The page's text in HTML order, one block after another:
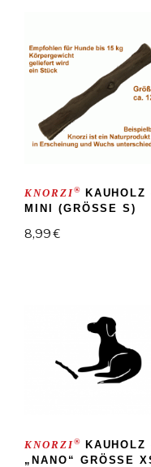
KNORZI®
KAUHOLZ
MINI (GRÖSSE S)
8,99€
KNORZI®
KAUHOLZ
„NANO“ GRÖSSE XS